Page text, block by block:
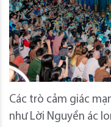
Các trò cảm giác
như Lời Nguyền ác